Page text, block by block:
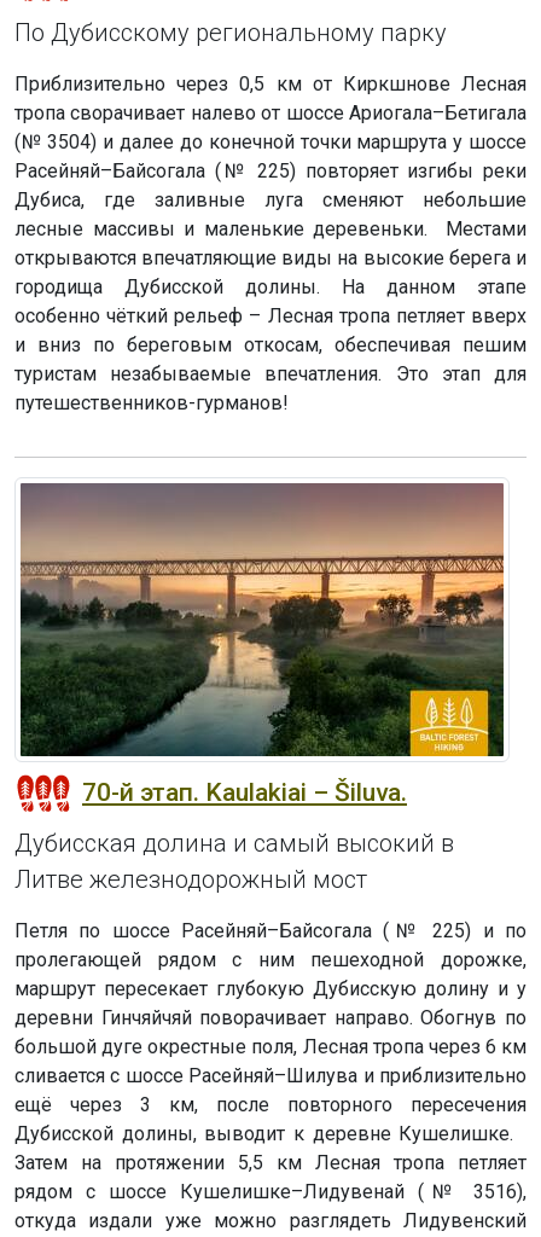
По Дубисскому региональному парку
Приблизительно через 0,5 км от Киркшнове Лесная
тропа сворачивает налево от шоссе Ариогала–Бетигала
(№ 3504) и далее до конечной точки маршрута у шоссе
Расейняй–Байсогала (№ 225) повторяет изгибы реки
Дубиса, где заливные луга сменяют небольшие
лесные массивы и маленькие деревеньки. Местами
открываются впечатляющие виды на высокие берега и
городища Дубисской долины. На данном этапе
особенно чёткий рельеф – Лесная тропа петляет вверх
и вниз по береговым откосам, обеспечивая пешим
туристам незабываемые впечатления. Это этап для
путешественников-гурманов!
70-й этап. Kaulakiai – Šiluva.
Дубисская долина и самый высокий в
Литве железнодорожный мост
Петля по шоссе Расейняй–Байсогала (№ 225) и по
пролегающей рядом с ним пешеходной дорожке,
маршрут пересекает глубокую Дубисскую долину и у
деревни Гинчяйчяй поворачивает направо. Обогнув по
большой дуге окрестные поля, Лесная тропа через 6 км
сливается с шоссе Расейняй–Шилува и приблизительно
ещё через 3 км, после повторного пересечения
Дубисской долины, выводит к деревне Кушелишке.
Затем на протяжении 5,5 км Лесная тропа петляет
рядом с шоссе Кушелишке–Лидувенай (№ 3516),
откуда издали уже можно разглядеть Лидувенский